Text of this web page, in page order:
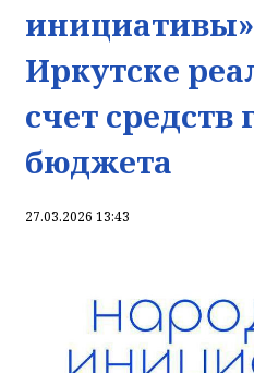
Иркутске
счет средств
бюджета
27.03.2026 13:43